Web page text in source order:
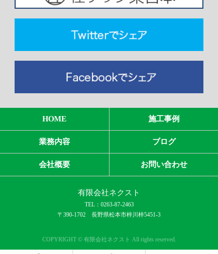
HOME 施工事例
業務内容 ブログ
会社概要 お問い合わせ
有限会社ネクスト
TEL：0263-87-2463
〒390-1702 長野県松本市梓川梓5451-3
COPYRIGHT © 有限会社ネクスト All rights reserved.